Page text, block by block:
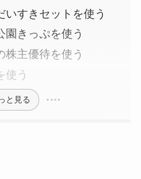
いすきセットを使う
園きっぷを使う
株主優待を使う
使う
と見る